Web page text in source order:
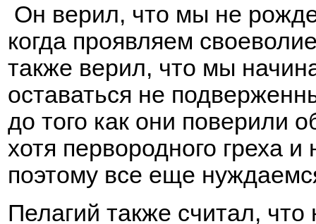
Он верил, что мы не
когда проявляем
также верил, что мы
оставаться не
до того как они поверили
хотя первородного греха
поэтому все еще
Пелагий также считал,